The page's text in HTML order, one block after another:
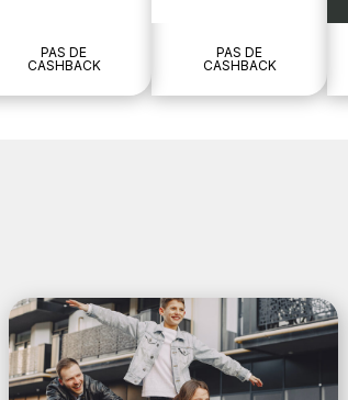
PAS DE
CASHBACK
PAS DE
CASHBACK